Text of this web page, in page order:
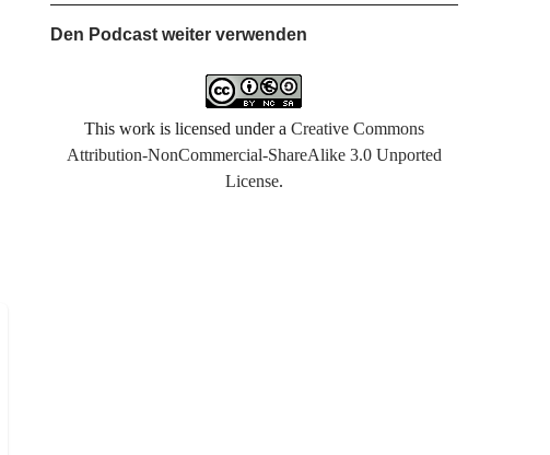
Den Podcast weiter verwenden
This work is licensed under a Creative Commons
Attribution-NonCommercial-ShareAlike 3.0 Unported
License.